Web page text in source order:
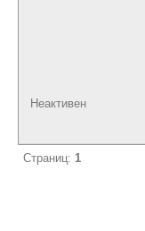
Неактивен
Страниц: 1